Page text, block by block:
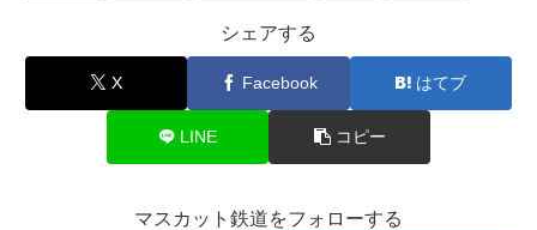
シェアする
X Facebook はてブ
LINE コピー
マスカット鉄道をフォローする